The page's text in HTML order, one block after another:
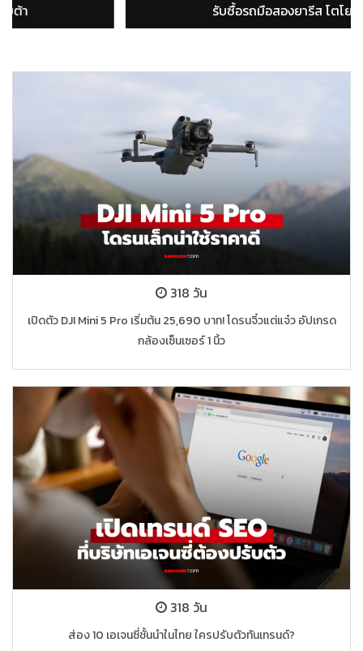
รับซื้อรถมือสองอัลติส โตโยต้า
318 วัน
เปิดตัว DJI Mini 5 Pro เริ่มต้น 25,690 บาท! โดรนจิ๋วแต่แจ๋ว อัปเกรด
กล้องเซ็นเซอร์ 1 นิ้ว
318 วัน
ส่อง 10 เอเจนซี่ชั้นนำในไทย ใครปรับตัวทันเทรนด์?